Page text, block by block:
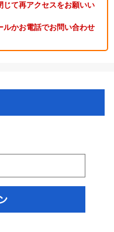
じて再アクセスをお願いい
ルかお電話でお問い合わせ